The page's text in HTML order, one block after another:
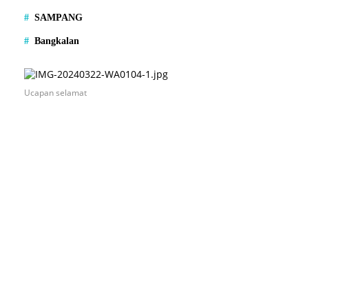
SAMPANG
Bangkalan
Ucapan selamat